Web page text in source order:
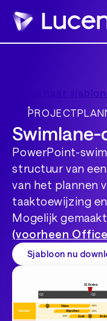
Terug naar
PowerPoint-
structuur van
van het plannen
taaktoewijzing
Mogelijk
(voorheen
Sjabloon nu